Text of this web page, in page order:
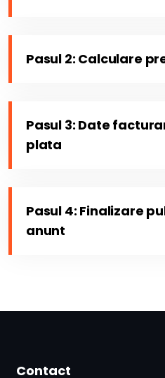
Pasul 2: Calculare
Pasul 3: Date
plata
Pasul 4: Finalizare
anunt
Contact